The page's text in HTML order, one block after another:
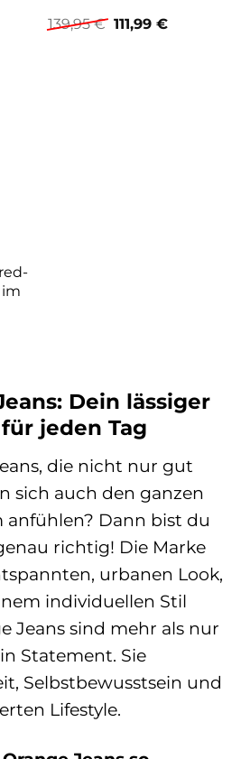
139,95€ Ursprünglicher
Preis
111,99 €Aktueller
im
Dein lässiger
jeden Tag
die nicht nur gut
sich auch den ganzen
anfühlen? Dann bist du
richtig! Die Marke
urbanen Look,
individuellen Stil
Jeans sind mehr als nur
Statement. Sie
Selbstbewusstsein und
Lifestyle.